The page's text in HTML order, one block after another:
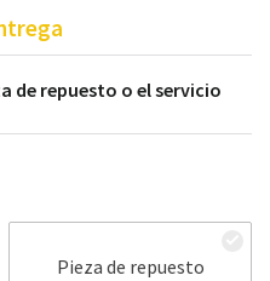
de repuesto o el servicio
Pieza de repuesto